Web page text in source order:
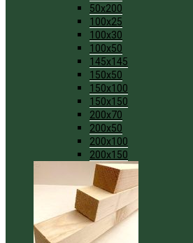
50x200
100x25
100x30
100x50
145x145
150x50
150x100
150x150
200x70
200x50
200x100
200x150